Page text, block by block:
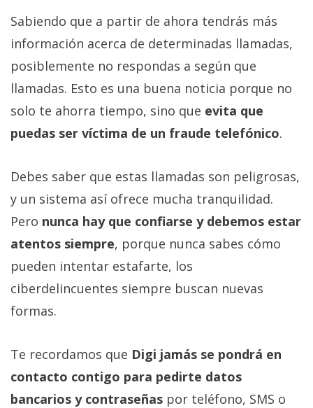
Sabiendo que a partir de ahora tendrás más
información acerca de determinadas llamadas,
posiblemente no respondas a según que
llamadas. Esto es una buena noticia porque no
solo te ahorra tiempo, sino que evita que
puedas ser víctima de un fraude telefónico.
Debes saber que estas llamadas son peligrosas,
y un sistema así ofrece mucha tranquilidad.
Pero nunca hay que confiarse y debemos estar
atentos siempre, porque nunca sabes cómo
pueden intentar estafarte, los
ciberdelincuentes siempre buscan nuevas
formas.
Te recordamos que Digi jamás se pondrá en
contacto contigo para pedirte datos
bancarios y contraseñas por teléfono, SMS o